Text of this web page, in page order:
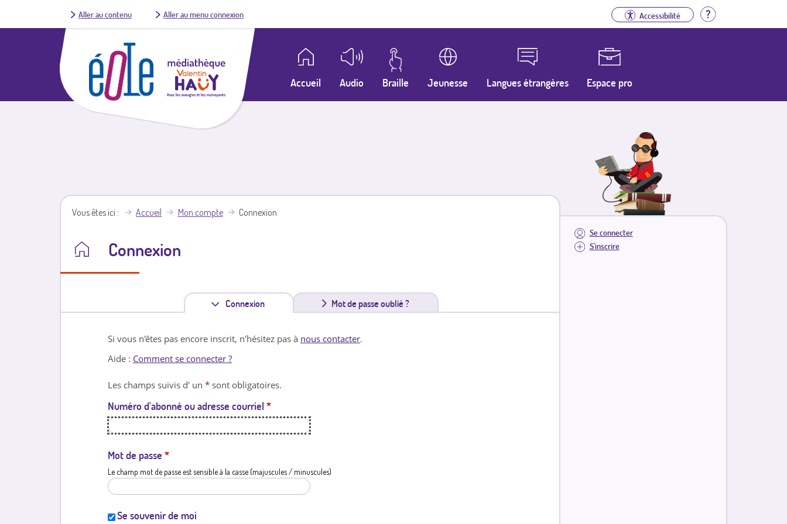
Aller au contenu Aller au menu connexion Accessibilité Aide
Accueil Audio Braille Jeunesse Langues étrangères Espace pro
Se connecter
S'inscrire
Vous êtes ici Accueil Mon compte Connexion
Connexion
Connexion
n
l
e
Mot de passe oublié ?
Si vous n'êtes pas encore inscrit, n'hésitez pas à nous contacter.
Aide : Comment se connecter ?
Les champs suivis d' un * sont obligatoires.
Numéro d'abonné ou adresse courriel *
Mot de passe *
Le champ mot de passe est sensible à la casse (majuscules / minuscules)
Se souvenir de moi